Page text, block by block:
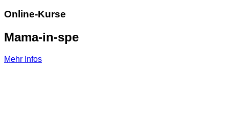
Online-Kurse
Mama-in-spe
Mehr Infos